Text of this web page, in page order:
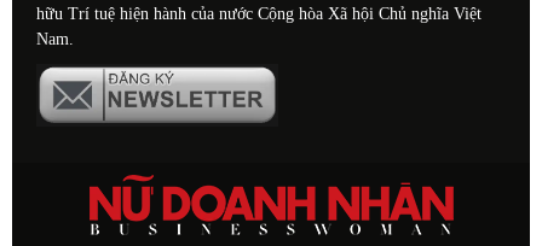
hữu Trí tuệ hiện hành của nước Cộng hòa Xã hội Chủ nghĩa Việt
Nam.